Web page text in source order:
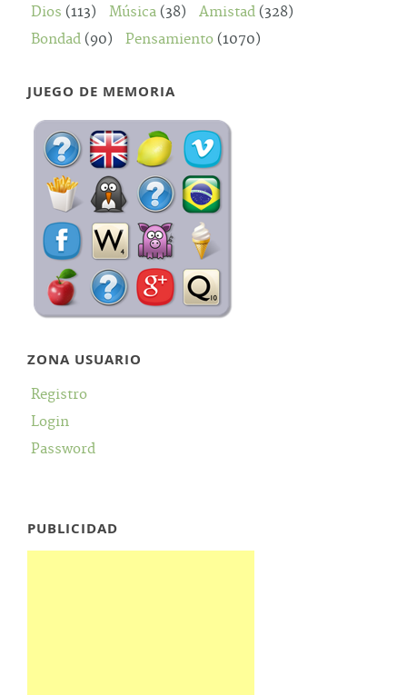
Dios (113) Música (38) Amistad (328)
Bondad (90) Pensamiento (1070)
JUEGO DE MEMORIA
ZONA USUARIO
Registro
Login
Password
PUBLICIDAD